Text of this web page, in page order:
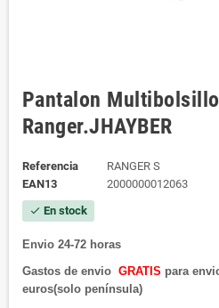
Pantalon
Ranger.JHAYBER
Referencia
RANGER S
EAN13
2000000012063
check En stock
Envio 24-72 horas
Gastos de envio GRATIS para
euros(solo península)